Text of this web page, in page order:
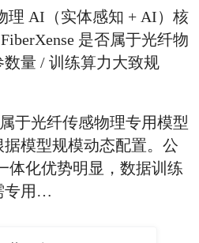
理 AI（实体感知 + AI）核
是否属于光纤物
量 / 训练算力大致规
于光纤传感物理专用模型
模型规模动态配置。公
体化优势明显，数据训练
专用…